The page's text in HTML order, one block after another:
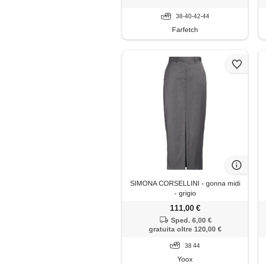
38-40-42-44
Farfetch
SIMONA CORSELLINI - gonna midi
- grigio
111,00 €
Sped. 6,00 €
gratuita oltre 120,00 €
38 44
Yoox